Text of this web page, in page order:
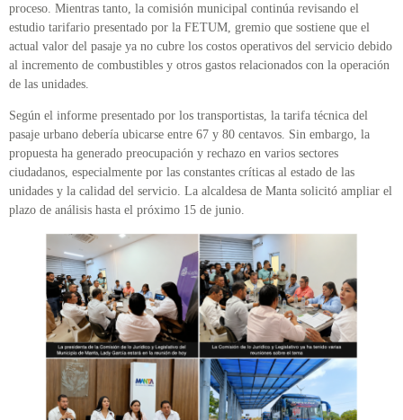
proceso. Mientras tanto, la comisión municipal continúa revisando el
estudio tarifario presentado por la FETUM, gremio que sostiene que el
actual valor del pasaje ya no cubre los costos operativos del servicio debido
al incremento de combustibles y otros gastos relacionados con la operación
de las unidades.
Según el informe presentado por los transportistas, la tarifa técnica del
pasaje urbano debería ubicarse entre 67 y 80 centavos. Sin embargo, la
propuesta ha generado preocupación y rechazo en varios sectores
ciudadanos, especialmente por las constantes críticas al estado de las
unidades y la calidad del servicio. La alcaldesa de Manta solicitó ampliar el
plazo de análisis hasta el próximo 15 de junio.